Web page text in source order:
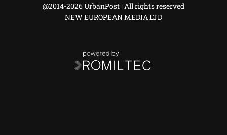
@2014-2026 UrbanPost | All rights reserved
NEW EUROPEAN MEDIA LTD